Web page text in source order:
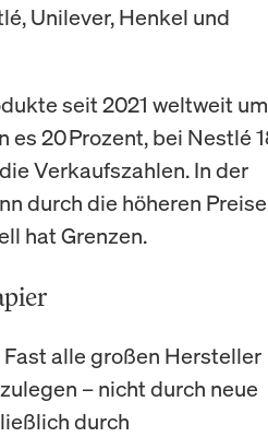
Unilever, Henkel und
seit 2021 weltweit um
20 Prozent, bei Nestlé
Verkaufszahlen. In der
durch die höheren Preise
hat Grenzen.
alle großen Hersteller
– nicht durch neue
durch